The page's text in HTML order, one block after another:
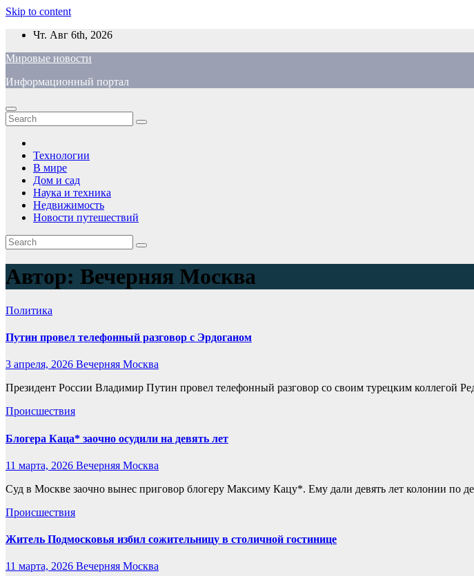
Skip to content
Чт. Авг 6th, 2026
Мировые новости
Информационный портал
Технологии
В мире
Дом и сад
Наука и техника
Недвижимость
Новости путешествий
Автор: Вечерняя Москва
Политика
Путин провел телефонный разговор с Эрдоганом
3 апреля, 2026 Вечерняя Москва
Президент России Владимир Путин провел телефонный разговор со своим турецким коллегой
Происшествия
Блогера Каца* заочно осудили на девять лет
11 марта, 2026 Вечерняя Москва
Суд в Москве заочно вынес приговор блогеру Максиму Кацу*. Ему дали девять лет колонии по
Происшествия
Житель Подмосковья избил сожительницу в столичной гостинице
11 марта, 2026 Вечерняя Москва